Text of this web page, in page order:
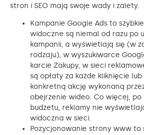
stron i SEO mają swoje wady i zalety.
Kampanie Google Ads to
widoczne są niemal od razu po
kampanii, a wyświetlają się (w
rodzaju), w wyszukiwarce
karcie Zakupy, w sieci
są opłaty za każde kliknięcie
konkretną akcję wykonaną
obejrzenie wideo. Co więcej,
budżetu, reklamy nie
widoczna w sieci.
Pozycjonowanie strony www to